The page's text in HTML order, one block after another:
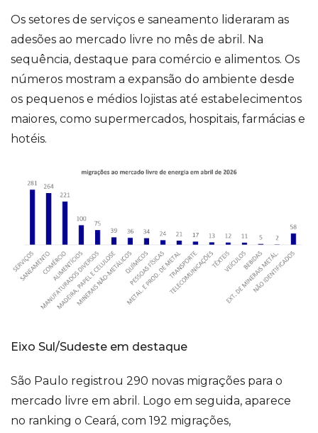
Os setores de serviços e saneamento lideraram as
adesões ao mercado livre no mês de abril. Na
sequência, destaque para comércio e alimentos. Os
números mostram a expansão do ambiente desde
os pequenos e médios lojistas até estabelecimentos
maiores, como supermercados, hospitais, farmácias e
hotéis.
Eixo Sul/Sudeste em destaque
São Paulo registrou 290 novas migrações para o
mercado livre em abril. Logo em seguida, aparece
no ranking o Ceará, com 192 migrações,